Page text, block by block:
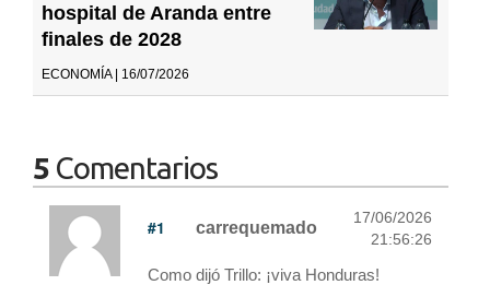
hospital de Aranda entre
finales de 2028
ECONOMÍA | 16/07/2026
5 Comentarios
#1 carrequemado
17/06/2026
21:56:26
Como dijó Trillo: ¡viva Honduras!